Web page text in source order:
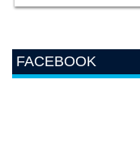
FACEBOOK